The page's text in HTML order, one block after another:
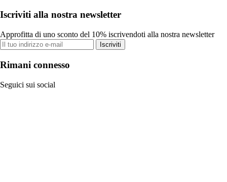
Iscriviti alla nostra newsletter
Approfitta di uno sconto del 10% iscrivendoti alla nostra newsletter
Iscriviti
Rimani connesso
Seguici sui social